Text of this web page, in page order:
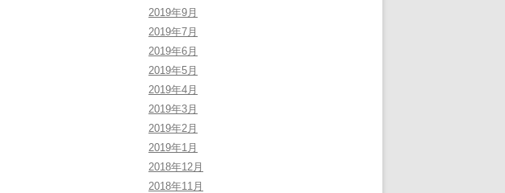
2019年9月
2019年7月
2019年6月
2019年5月
2019年4月
2019年3月
2019年2月
2019年1月
2018年12月
2018年11月